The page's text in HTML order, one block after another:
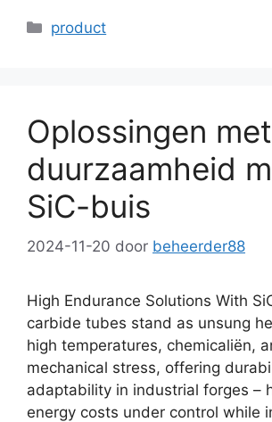
Categorieën
product
Oplossingen
duurzaamheid
SiC-buis
2024-11-20 door beheerder88
High Endurance Solutions With
carbide tubes stand as unsung
high temperatures, chemicaliën,
mechanical stress, offering
adaptability in industrial forges –
energy costs under control while